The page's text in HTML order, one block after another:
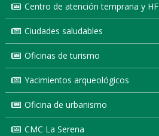
Centro de atención temprana y HF
Ciudades saludables
Oficinas de turismo
Yacimientos arqueológicos
Oficina de urbanismo
CMC La Serena